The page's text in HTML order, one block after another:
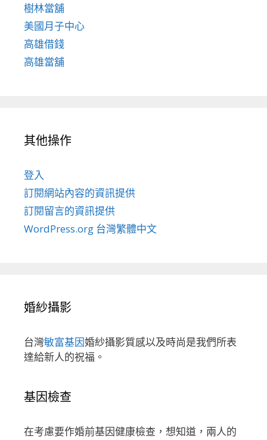
樹林當舖
美國月子中心
高雄借錢
高雄當舖
其他操作
登入
訂閱網站內容的資訊提供
訂閱留言的資訊提供
WordPress.org 台灣繁體中文
婚紗攝影
台灣敏富基因婚紗攝影質感以及時尚是我們所表
達給新人的祝福。
基因檢查
在考慮要作婚前基因健康檢查，想知道，兩人的